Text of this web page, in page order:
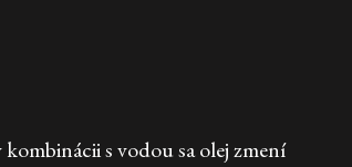
s vodou sa olej zmení